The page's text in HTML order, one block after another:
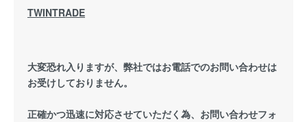
TWINTRADE
大変恐れ入りますが、弊社ではお電話でのお問い合わせは
お受けしておりません。
正確かつ迅速に対応させていただく為、お問い合わせフォ